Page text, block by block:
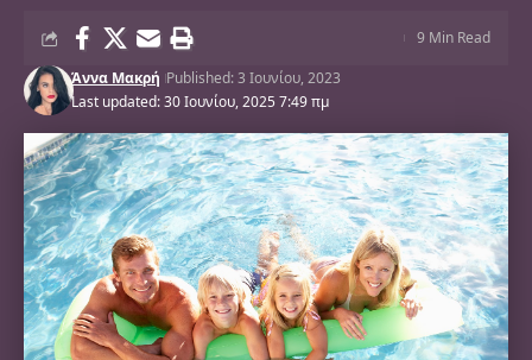
Last updated: 30 Ιουνίου, 2025 7:49 πμ
Άννα Μακρή Published: 3 Ιουνίου, 2023
9 Min Read